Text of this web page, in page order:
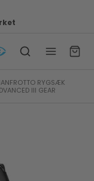
RYGSÆK
III GEAR